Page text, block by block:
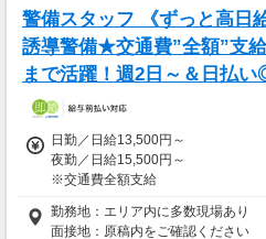
警備スタッフ 《ずっと高日
誘導警備★交通費”全額”支
まで活躍！週2日～＆日払
日勤／日給13,500円～
夜勤／日給15,500円～
※交通費全額支給
▽交通誘導警備業務2級をお持ちの方
勤務地：エリア内に多数現場あり
面接地：原稿内をご確認ください